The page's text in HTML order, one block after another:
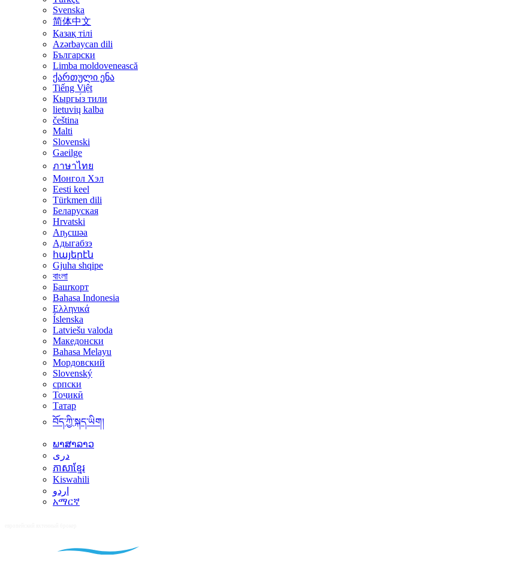
Svenska
简体中文
Қазақ тілі
Azərbaycan dili
Български
Limba moldovenească
ქართული ენა
Tiếng Việt
Кыргы́з тили
lietuvių kalba
čeština
Malti
Slovenski
Gaeilge
ภาษาไทย
Монгол Хэл
Eesti keel
Türkmen dili
Беларуская
Hrvatski
Аҧсшәа
Адыгабзэ
հայերէն
Gjuha shqipe
বাংলা
Башҡорт
Bahasa Indonesia
Ελληνικά
Íslenska
Latviešu valoda
Македонски
Bahasa Melayu
Мордовский
Slovenský
српски
Тоҷикӣ
Татар
བོད་ཀྱི་སྐད་ཡིག།
ພາສາລາວ
دری
ភាសាខ្មែរ
Kiswahili
اردو
አማርኛ